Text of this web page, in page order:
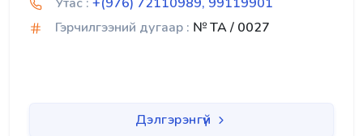
Гэрчилгээний дугаар : № TA / 0027
Дэлгэрэнгүй